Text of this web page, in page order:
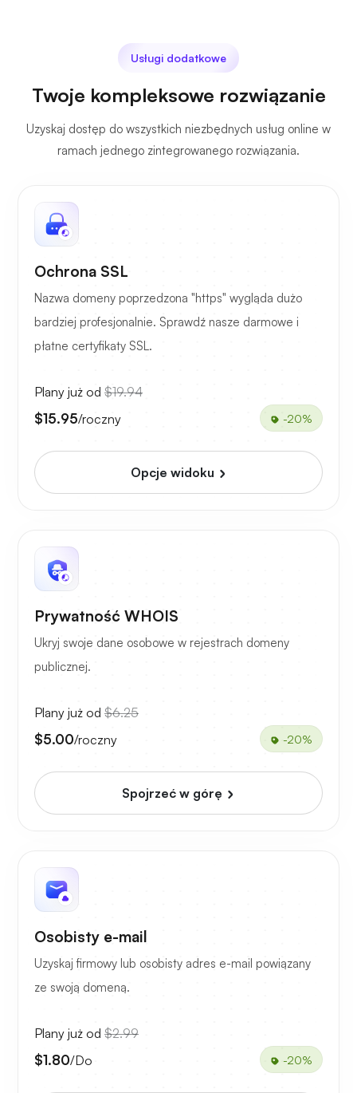
Usługi dodatkowe
Twoje kompleksowe rozwiązanie
Uzyskaj dostęp do wszystkich niezbędnych usług online w
ramach jednego zintegrowanego rozwiązania.
Ochrona SSL
Nazwa domeny poprzedzona "https" wygląda dużo
bardziej profesjonalnie. Sprawdź nasze darmowe i
płatne certyfikaty SSL.
Plany już od $19.94
$15.95/roczny -20%
Opcje widoku
Prywatność WHOIS
Ukryj swoje dane osobowe w rejestrach domeny
publicznej.
Plany już od $6.25
$5.00/roczny -20%
Spojrzeć w górę
Osobisty e-mail
Uzyskaj firmowy lub osobisty adres e-mail powiązany
ze swoją domeną.
Plany już od $2.99
$1.80/Do -20%